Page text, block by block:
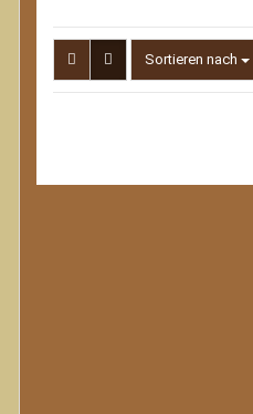
Sortieren nach
Sortieren nach